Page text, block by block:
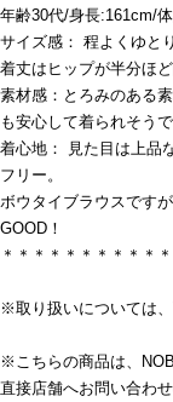
年齢30代/身長:161cm/
サイズ感： 程よくゆと
着丈はヒップが半分ほ
素材感：とろみのある
も安心して着られそうで
着心地： 見た目は上品
フリー。
ボウタイブラウスです
GOOD！
＊＊＊＊＊＊＊＊＊＊
※取り扱いについては
※こちらの商品は、
直接店舗へお問い合わ